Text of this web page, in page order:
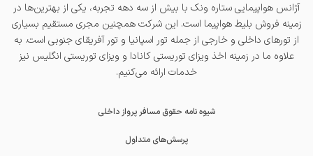
آژانس هواپیمایی ستاره ونک با بیش از سه دهه تجربه، یکی از بهترین‌ها در
زمینه فروش بلیط هواپیما است. این شرکت همچنین مجری مستقیم بسیاری
از تورهای داخلی و خارجی از جمله تور اسپانیا و تور آفریقای جنوبی است. به
علاوه ما در زمینه اخذ ویزای توریستی کانادا و ویزای توریستی انگلیس نیز
خدمات ارائه می‌کنیم.
شیوه نامه حقوق مسافر پرواز داخلی
پرسش‌های متداول